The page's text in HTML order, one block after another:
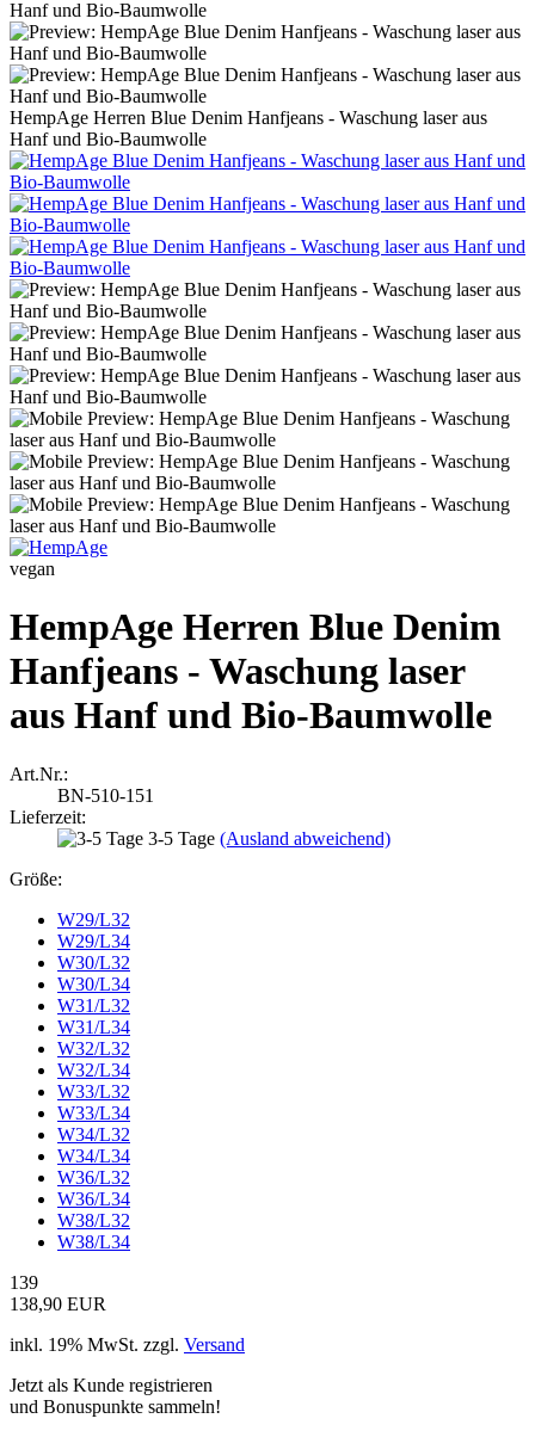
HempAge Herren Blue Denim Hanfjeans - Waschung laser aus
Hanf und Bio-Baumwolle
vegan
HempAge Herren Blue Denim
Hanfjeans - Waschung laser
aus Hanf und Bio-Baumwolle
Art.Nr.:
BN-510-151
Lieferzeit:
3-5 Tage (Ausland abweichend)
Größe:
W29/L32
W29/L34
W30/L32
W30/L34
W31/L32
W31/L34
W32/L32
W32/L34
W33/L32
W33/L34
W34/L32
W34/L34
W36/L32
W36/L34
W38/L32
W38/L34
139
138,90 EUR
inkl. 19% MwSt. zzgl. Versand
Jetzt als Kunde registrieren
und Bonuspunkte sammeln!